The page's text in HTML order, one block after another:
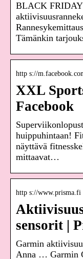
BLACK FRIDAY
Tämänkin
http s://
XXL
Facebook
huippuhintaan!
näyttävä
mittaavat…
http s://
sensorit |
Garmin
Anna … Garmin